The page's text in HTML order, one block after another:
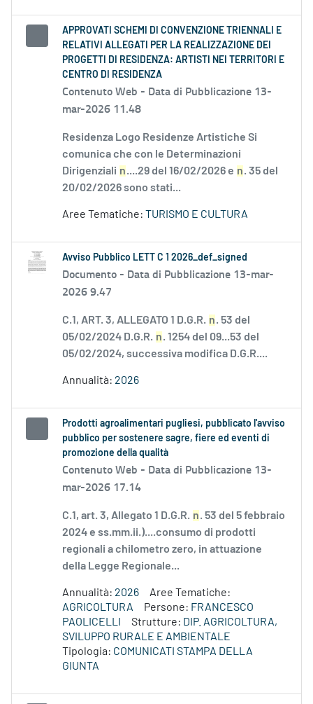
APPROVATI SCHEMI DI CONVENZIONE TRIENNALI E
RELATIVI ALLEGATI PER LA REALIZZAZIONE DEI
PROGETTI DI RESIDENZA: ARTISTI NEI TERRITORI E
CENTRO DI RESIDENZA
Contenuto Web - Data di Pubblicazione 13-
mar-2026 11.48
Residenza Logo Residenze Artistiche Si
comunica che con le Determinazioni
Dirigenziali n....29 del 16/02/2026 e n. 35 del
20/02/2026 sono stati...
Aree Tematiche: TURISMO E CULTURA
Avviso Pubblico LETT C 1 2026_def_signed
Documento - Data di Pubblicazione 13-mar-
2026 9.47
C.1, ART. 3, ALLEGATO 1 D.G.R. n. 53 del
05/02/2024 D.G.R. n. 1254 del 09...53 del
05/02/2024, successiva modifica D.G.R....
Annualità: 2026
Prodotti agroalimentari pugliesi, pubblicato l'avviso
pubblico per sostenere sagre, fiere ed eventi di
promozione della qualità
Contenuto Web - Data di Pubblicazione 13-
mar-2026 17.14
C.1, art. 3, Allegato 1 D.G.R. n. 53 del 5 febbraio
2024 e ss.mm.ii.)....consumo di prodotti
regionali a chilometro zero, in attuazione
della Legge Regionale...
Annualità: 2026
Aree Tematiche:
AGRICOLTURA
Persone: FRANCESCO
PAOLICELLI
Strutture: DIP. AGRICOLTURA,
SVILUPPO RURALE E AMBIENTALE
Tipologia: COMUNICATI STAMPA DELLA
GIUNTA